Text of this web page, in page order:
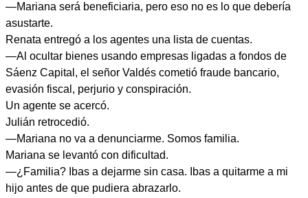
—Mariana será beneficiaria, pero eso no es lo que debería
asustarte.
Renata entregó a los agentes una lista de cuentas.
—Al ocultar bienes usando empresas ligadas a fondos de
Sáenz Capital, el señor Valdés cometió fraude bancario,
evasión fiscal, perjurio y conspiración.
Un agente se acercó.
Julián retrocedió.
—Mariana no va a denunciarme. Somos familia.
Mariana se levantó con dificultad.
—¿Familia? Ibas a dejarme sin casa. Ibas a quitarme a mi
hijo antes de que pudiera abrazarlo.